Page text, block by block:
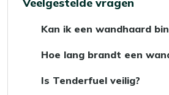
Veelgestelde vragen
Kan ik een wandhaard
voldoende ventilatie heeft.
ruimtes zijn ze niet geschikt.
Hoe lang brandt een
op een volle tank
Is Tenderfuel veilig?